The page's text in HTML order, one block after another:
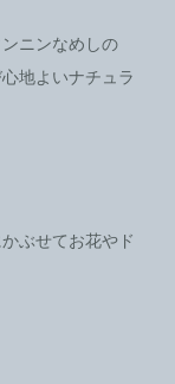
ニンなめしの
地よいナチュラ
ぶせてお花やド